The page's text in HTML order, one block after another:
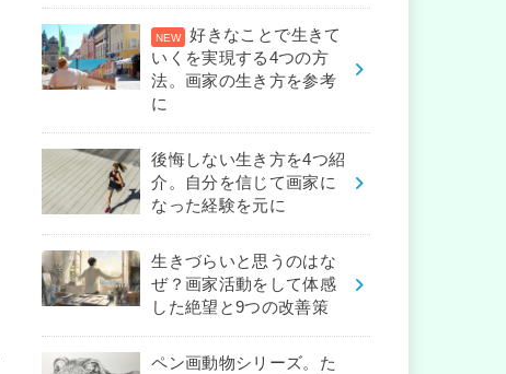
好きなことで生きて
いくを実現する4つの方
法。画家の生き方を参考
に
後悔しない生き方を4つ紹
介。自分を信じて画家に
なった経験を元に
生きづらいと思うのはな
ぜ？画家活動をして体感
した絶望と9つの改善策
ペン画動物シリーズ。た